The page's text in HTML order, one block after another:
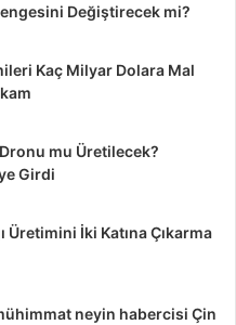
Değiştirecek mi?
Kaç Milyar Dolara Mal
mu Üretilecek?
Girdi
Üretimini İki Katına Çıkarma
neyin habercisi Çin